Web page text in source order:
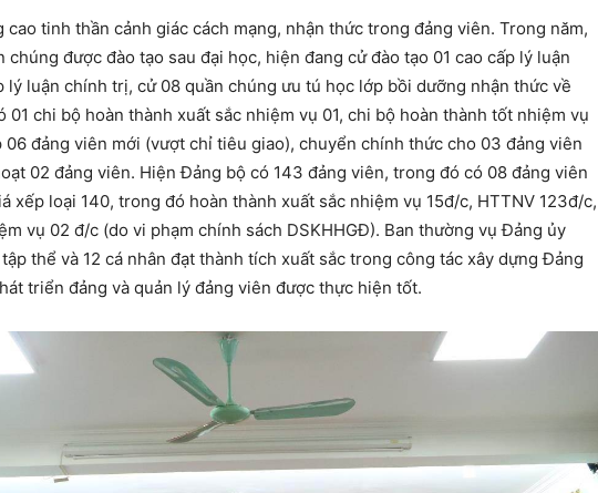
cao tinh thần cảnh giác cách mạng, nhận thức trong đảng viên. Trong năm,
chúng được đào tạo sau đại học, hiện đang cử đào tạo 01 cao cấp lý luận
lý luận chính trị, cử 08 quần chúng ưu tú học lớp bồi dưỡng nhận thức về
chi bộ hoàn thành xuất sắc nhiệm vụ 01, chi bộ hoàn thành tốt nhiệm vụ
06 đảng viên mới (vượt chỉ tiêu giao), chuyển chính thức cho 03 đảng viên
02 đảng viên. Hiện Đảng bộ có 143 đảng viên, trong đó có 08 đảng viên
xếp loại 140, trong đó hoàn thành xuất sắc nhiệm vụ 15đ/c, HTTNV 123đ/c,
vụ 02 đ/c (do vi phạm chính sách DSKHHGĐ). Ban thường vụ Đảng ủy
thể và 12 cá nhân đạt thành tích xuất sắc trong công tác xây dựng Đảng
triển đảng và quản lý đảng viên được thực hiện tốt.